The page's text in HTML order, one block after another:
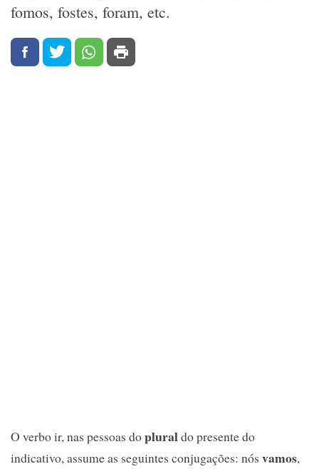
fomos, fostes, foram, etc.
O verbo ir, nas pessoas dopluraldo presente do
indicativo, assume as seguintes conjugações: nós vamos,